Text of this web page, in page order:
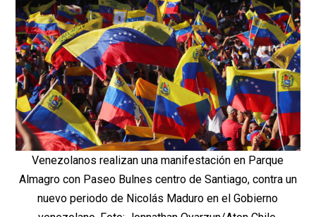
Venezolanos realizan una manifestación en Parque
Almagro con Paseo Bulnes centro de Santiago, contra un
nuevo periodo de Nicolás Maduro en el Gobierno